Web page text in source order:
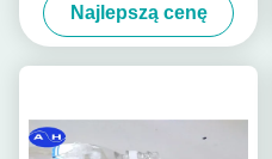
roślin Tabacco
Najlepszą cenę